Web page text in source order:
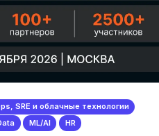
SRE и облачные технологии
ML/AI HR